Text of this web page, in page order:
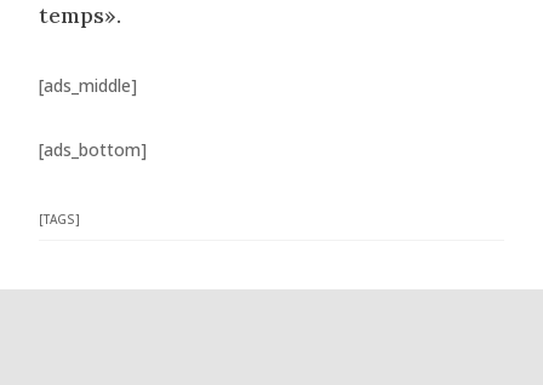
temps».
[ads_middle]
[ads_bottom]
[TAGS]